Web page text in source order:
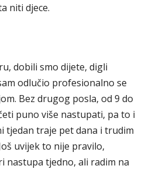
niti djece.
dobili smo dijete, digli
odlučio profesionalno se
Bez drugog posla, od 9 do
puno više nastupati, pa to i
tjedan traje pet dana i trudim
uvijek to nije pravilo,
nastupa tjedno, ali radim na